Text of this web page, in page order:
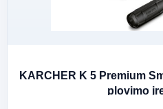
KARCHER K 5 Premium
plovimo